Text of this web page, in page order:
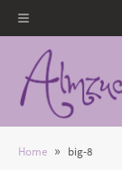
Home » big-8